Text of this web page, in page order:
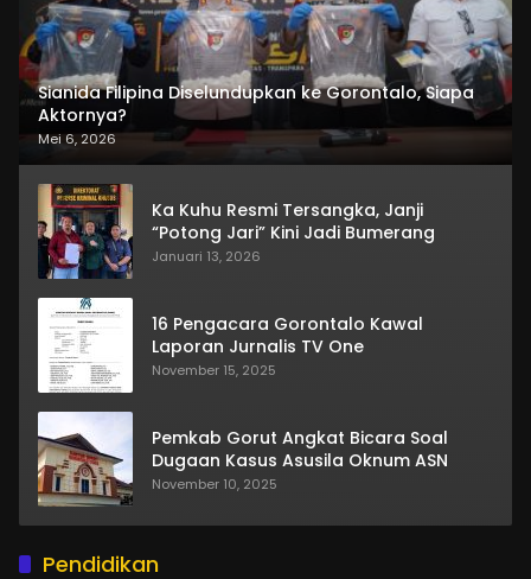
Sianida Filipina Diselundupkan ke Gorontalo, Siapa
Aktornya?
Mei 6, 2026
Ka Kuhu Resmi Tersangka, Janji
“Potong Jari” Kini Jadi Bumerang
Januari 13, 2026
16 Pengacara Gorontalo Kawal
Laporan Jurnalis TV One
November 15, 2025
Pemkab Gorut Angkat Bicara Soal
Dugaan Kasus Asusila Oknum ASN
November 10, 2025
Pendidikan